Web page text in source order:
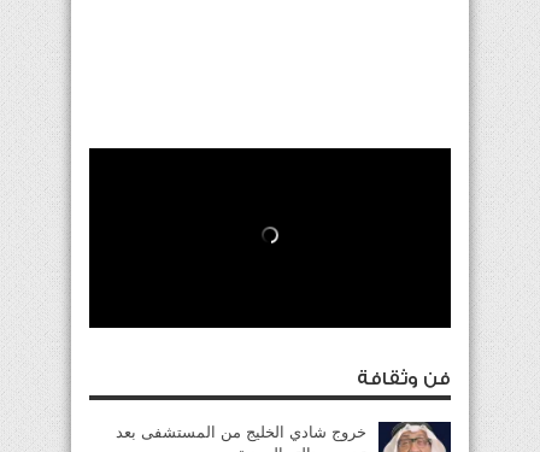
فن وثقافة
خروج شادي الخليج من المستشفى بعد